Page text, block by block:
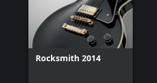
Rocksmith 2014